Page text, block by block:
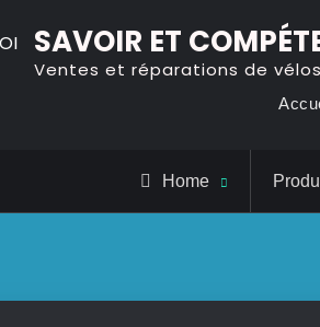
SAVOIR ET
Ventes et réparations de vélos
Home